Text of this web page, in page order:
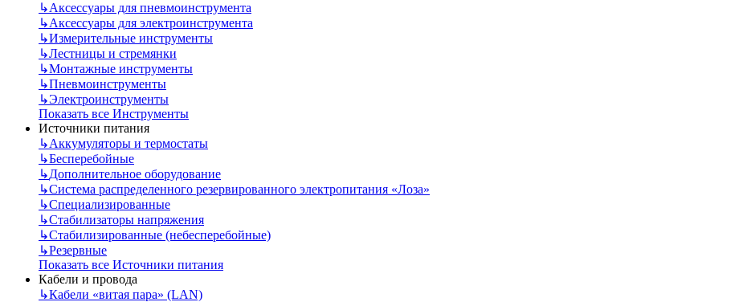
↳Аксессуары для пневмоинструмента
↳Аксессуары для электроинструмента
↳Измерительные инструменты
↳Лестницы и стремянки
↳Монтажные инструменты
↳Пневмоинструменты
↳Электроинструменты
Показать все Инструменты
Источники питания
↳Аккумуляторы и термостаты
↳Бесперебойные
↳Дополнительное оборудование
↳Система распределенного резервированного электропитания «Лоза»
↳Специализированные
↳Стабилизаторы напряжения
↳Стабилизированные (небесперебойные)
↳Резервные
Показать все Источники питания
Кабели и провода
↳Кабели «витая пара» (LAN)